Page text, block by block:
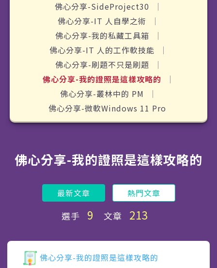
佛心分享-SideProject30
佛心分享-IT 人自學之術
佛心分享-我的私藏工具箱
佛心分享-IT 人的工作軟技能
佛心分享-刷題不只是刷題
佛心分享-我的證照是這樣攻略的
佛心分享-叢林中的 PM
佛心分享-微軟Windows 11 Pro
佛心分享-我的證照是這樣攻略的
最新文章 熱門文章
選手 9 文章 213
佛心分享-我的證照是這樣攻略的